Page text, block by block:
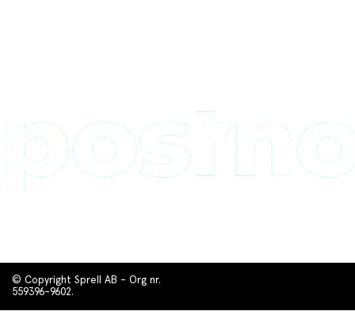
© Copyright Sprell AB - Org nr.
559396-9602.